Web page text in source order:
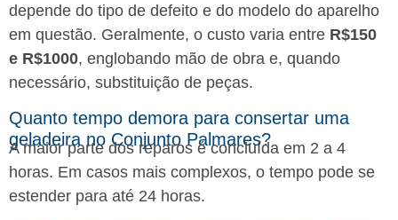
depende do tipo de defeito e do modelo do aparelho
em questão. Geralmente, o custo varia entre R$150
e R$1000, englobando mão de obra e, quando
necessário, substituição de peças.
Quanto tempo demora para consertar uma
geladeira no Conjunto Palmares?
A maior parte dos reparos é concluída em 2 a 4
horas. Em casos mais complexos, o tempo pode se
estender para até 24 horas.